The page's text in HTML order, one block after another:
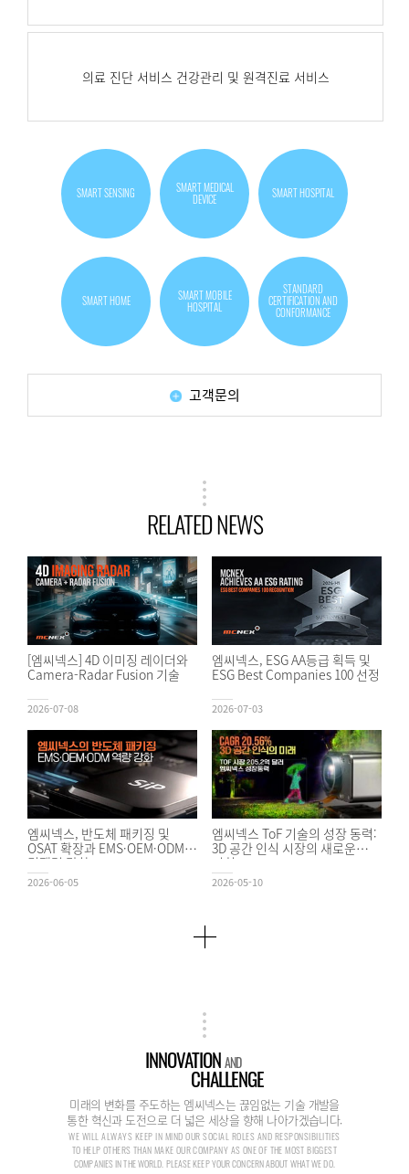
의료 진단 서비스 건강관리 및 원격진료 서비스
SMART SENSING
SMART MEDICAL
DEVICE
SMART HOSPITAL
SMART HOME
SMART MOBILE
HOSPITAL
STANDARD
CERTIFICATION AND
CONFORMANCE
고객문의
RELATED NEWS
[엠씨넥스] 4D 이미징 레이더와
Camera-Radar Fusion 기술
2026-07-08
엠씨넥스, ESG AA등급 획득 및
ESG Best Companies 100 선정
2026-07-03
엠씨넥스, 반도체 패키징 및
OSAT 확장과 EMS·OEM·ODM
경쟁력 강화
2026-06-05
엠씨넥스 ToF 기술의 성장 동력:
3D 공간 인식 시장의 새로운
기회
2026-05-10
INNOVATIONAND
CHALLENGE
미래의 변화를 주도하는 엠씨넥스는 끊임없는 기술 개발을
통한 혁신과 도전으로 더 넓은 세상을 향해 나아가겠습니다.
WE WILL ALWAYS KEEP IN MIND OUR SOCIAL ROLES AND RESPONSIBILITIES
TO HELP OTHERS THAN MAKE OUR COMPANY AS ONE OF THE MOST BIGGEST
COMPANIES IN THE WORLD. PLEASE KEEP YOUR CONCERN ABOUT WHAT WE DO.